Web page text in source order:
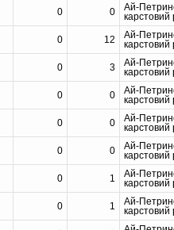
0 0
Ай-
карстовий
0 12
Ай-
карстовий
0 3
Ай-
карстовий
0 0
Ай-
карстовий
0 0
Ай-
карстовий
0 0
Ай-
карстовий
0 1
Ай-
карстовий
0 1
Ай-
карстовий